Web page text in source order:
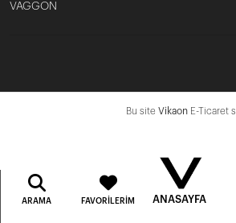
VAGGON
Bu site Vikaon E-Ticaret
ARAMA FAVORILERIM ANASAYFA